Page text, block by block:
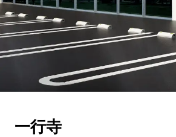
一行寺